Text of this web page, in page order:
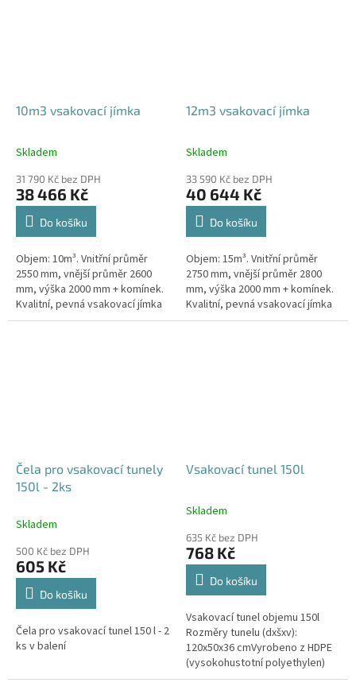
10m3 vsakovací jímka
Průměrné
produktu
je
5,0
hvězdiček.
Skladem
31 790 Kč bez DPH
38 466 Kč
Do košíku
Objem: 10m³. Vnitřní průměr
2550 mm, vnější průměr 2600
mm, výška 2000 mm + komínek.
Kvalitní, pevná vsakovací jímka
(nádrž) bez potřeby
12m3 vsakovací jímka
Průměrné
produktu
je
5,0
hvězdiček.
Skladem
33 590 Kč bez DPH
40 644 Kč
Do košíku
Objem: 15m³. Vnitřní průměr
2750 mm, vnější průměr 2800
mm, výška 2000 mm + komínek.
Kvalitní, pevná vsakovací jímka
(nádrž) bez potřeby
Čela pro vsakovací tunely
150l - 2ks
Skladem
500 Kč bez DPH
605 Kč
Do košíku
Čela pro vsakovací tunel 150 l - 2
ks v balení
Vsakovací tunel 150l
Průměrné
produktu
je
4,6
hvězdiček.
Skladem
635 Kč bez DPH
768 Kč
Do košíku
Vsakovací tunel objemu 150l
Rozměry tunelu (dxšxv):
120x50x36 cmVyrobeno z HDPE
(vysokohustotní polyethylen)
Nosnost bloků až 3,5t - možno